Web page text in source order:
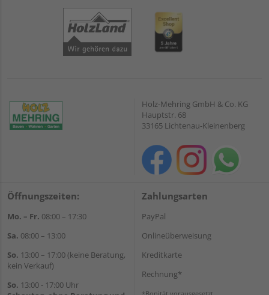
Holz-Mehring GmbH & Co. KG
Hauptstr. 68
33165 Lichtenau-Kleinenberg
Öffnungszeiten:
Mo. – Fr. 08:00 – 17:30
Sa. 08:00 – 13:00
So. 13:00 – 17:00 (keine Beratung,
kein Verkauf)
So. 13:00 - 17:00 Uhr
Zahlungsarten
PayPal
Onlineüberweisung
Kreditkarte
Rechnung*